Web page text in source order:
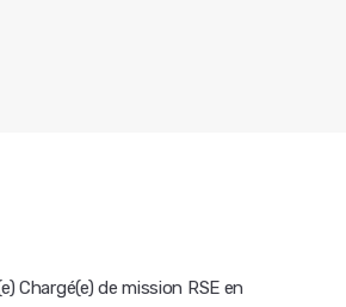
Chargé(e) de mission RSE en